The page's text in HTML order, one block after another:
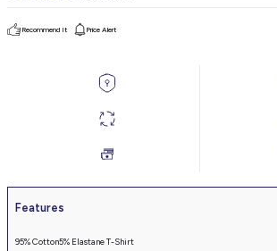
Recommend It Price Alert
Features
95% Cotton5% Elastane T-Shirt